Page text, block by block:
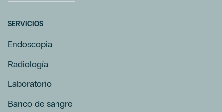
SERVICIOS
Endoscopia
Radiología
Laboratorio
Banco de sangre